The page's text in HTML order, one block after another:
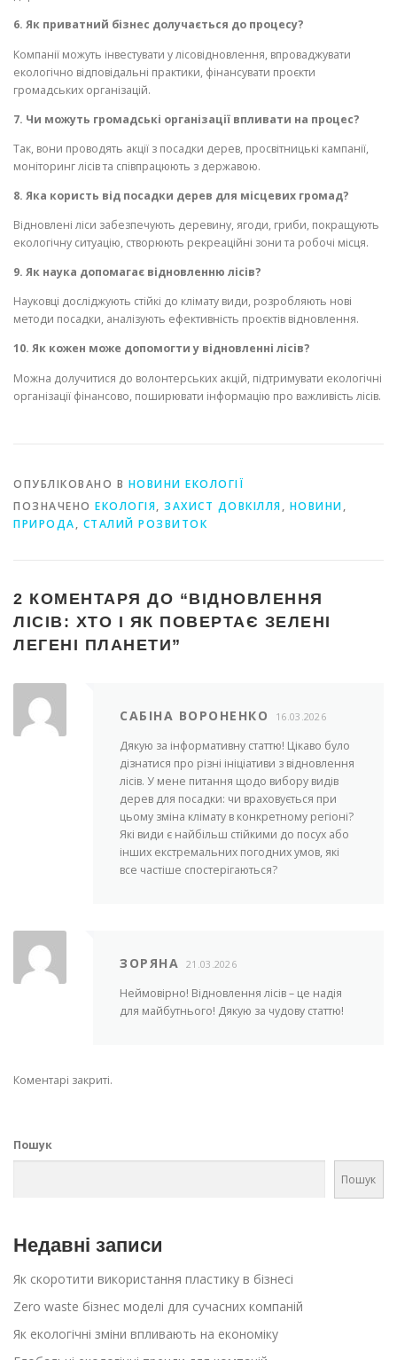
6. Як приватний бізнес долучається до процесу?
Компанії можуть інвестувати у лісовідновлення, впроваджувати
екологічно відповідальні практики, фінансувати проєкти
громадських організацій.
7. Чи можуть громадські організації впливати на процес?
Так, вони проводять акції з посадки дерев, просвітницькі кампанії,
моніторинг лісів та співпрацюють з державою.
8. Яка користь від посадки дерев для місцевих громад?
Відновлені ліси забезпечують деревину, ягоди, гриби, покращують
екологічну ситуацію, створюють рекреаційні зони та робочі місця.
9. Як наука допомагає відновленню лісів?
Науковці досліджують стійкі до клімату види, розробляють нові
методи посадки, аналізують ефективність проєктів відновлення.
10. Як кожен може допомогти у відновленні лісів?
Можна долучитися до волонтерських акцій, підтримувати екологічні
організації фінансово, поширювати інформацію про важливість лісів.
ОПУБЛІКОВАНО В НОВИНИ ЕКОЛОГІЇ
ПОЗНАЧЕНО ЕКОЛОГІЯ, ЗАХИСТ ДОВКІЛЛЯ, НОВИНИ,
ПРИРОДА, СТАЛИЙ РОЗВИТОК
2 КОМЕНТАРЯ ДО “ВІДНОВЛЕННЯ
ЛІСІВ: ХТО І ЯК ПОВЕРТАЄ ЗЕЛЕНІ
ЛЕГЕНІ ПЛАНЕТИ”
САБІНА ВОРОНЕНКО 16.03.2026
Дякую за інформативну статтю! Цікаво було
дізнатися про різні ініціативи з відновлення
лісів. У мене питання щодо вибору видів
дерев для посадки: чи враховується при
цьому зміна клімату в конкретному регіоні?
Які види є найбільш стійкими до посух або
інших екстремальних погодних умов, які
все частіше спостерігаються?
ЗОРЯНА 21.03.2026
Неймовірно! Відновлення лісів – це надія
для майбутнього! Дякую за чудову статтю!
Коментарі закриті.
Пошук
Пошук
Недавні записи
Як скоротити використання пластику в бізнесі
Zero waste бізнес моделі для сучасних компаній
Як екологічні зміни впливають на економіку